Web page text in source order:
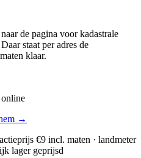
de pagina voor kadastrale
staat per adres de
klaar.
online
→
€9 incl. maten · landmeter
lager geprijsd